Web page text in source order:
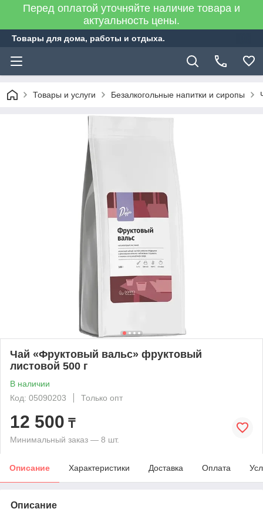
Перед оплатой уточняйте наличие товара и
актуальность цены.
Товары для дома, работы и отдыха.
Товары и услуги Безалкогольные напитки и сиропы
Чай «Фруктовый вальс» фруктовый
листовой 500 г
В наличии
Код: 05090203
Только опт
12 500 ₸
Минимальный заказ — 8 шт.
Описание Характеристики Доставка Оплата
Описание